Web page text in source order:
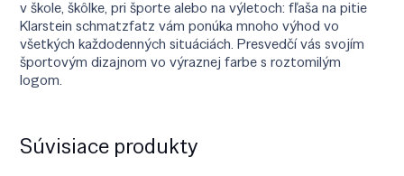
v škole, škôlke, pri športe alebo na výletoch: fľaša na pitie
Klarstein schmatzfatz vám ponúka mnoho výhod vo
všetkých každodenných situáciách. Presvedčí vás svojím
športovým dizajnom vo výraznej farbe s roztomilým
logom.
Súvisiace produkty